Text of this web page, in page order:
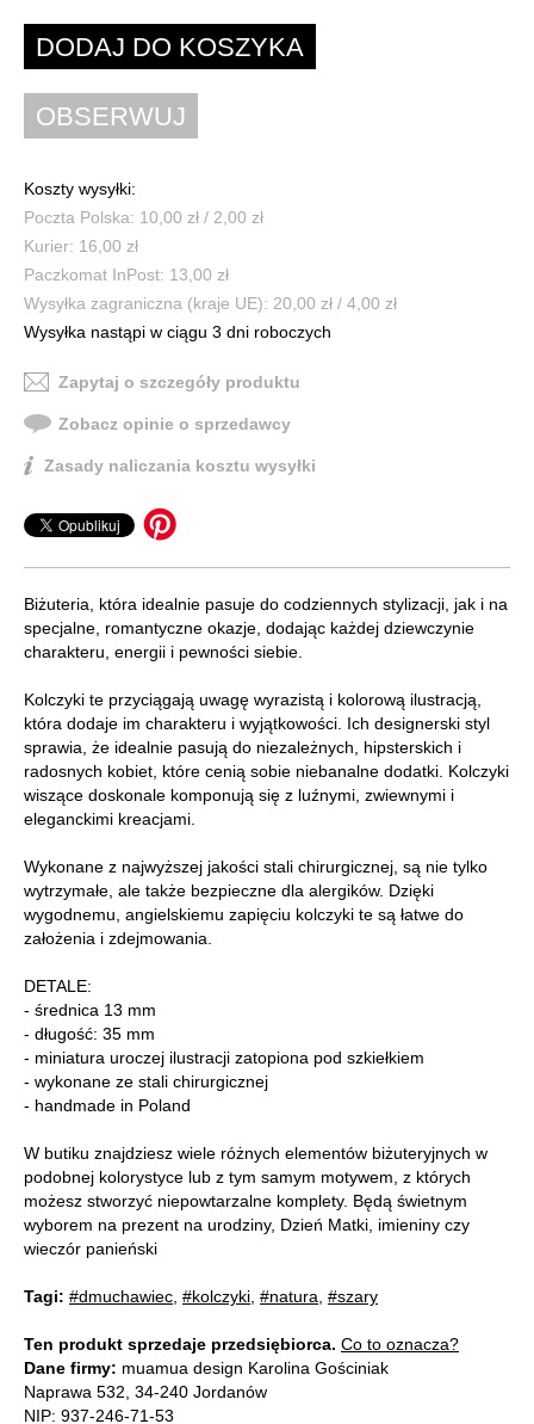
Koszty wysyłki:
Poczta Polska: 10,00 zł / 2,00 zł
Kurier: 16,00 zł
Paczkomat InPost: 13,00 zł
Wysyłka zagraniczna (kraje UE): 20,00 zł / 4,00 zł
Wysyłka nastąpi w ciągu 3 dni roboczych
Zapytaj o szczegóły produktu
Zobacz opinie o sprzedawcy
Zasady naliczania kosztu wysyłki
Biżuteria, która idealnie pasuje do codziennych stylizacji, jak i na
specjalne, romantyczne okazje, dodając każdej dziewczynie
charakteru, energii i pewności siebie.
Kolczyki te przyciągają uwagę wyrazistą i kolorową ilustracją,
która dodaje im charakteru i wyjątkowości. Ich designerski styl
sprawia, że idealnie pasują do niezależnych, hipsterskich i
radosnych kobiet, które cenią sobie niebanalne dodatki. Kolczyki
wiszące doskonale komponują się z luźnymi, zwiewnymi i
eleganckimi kreacjami.
Wykonane z najwyższej jakości stali chirurgicznej, są nie tylko
wytrzymałe, ale także bezpieczne dla alergików. Dzięki
wygodnemu, angielskiemu zapięciu kolczyki te są łatwe do
założenia i zdejmowania.
DETALE:
- średnica 13 mm
- długość: 35 mm
- miniatura uroczej ilustracji zatopiona pod szkiełkiem
- wykonane ze stali chirurgicznej
- handmade in Poland
W butiku znajdziesz wiele różnych elementów biżuteryjnych w
podobnej kolorystyce lub z tym samym motywem, z których
możesz stworzyć niepowtarzalne komplety. Będą świetnym
wyborem na prezent na urodziny, Dzień Matki, imieniny czy
wieczór panieński
Tagi: #dmuchawiec #kolczyki #natura #szary
Ten produkt sprzedaje przedsiębiorca. Co to oznacza?
Dane firmy: muamua design Karolina Gościniak
Naprawa 532, 34-240 Jordanów
NIP: 937-246-71-53